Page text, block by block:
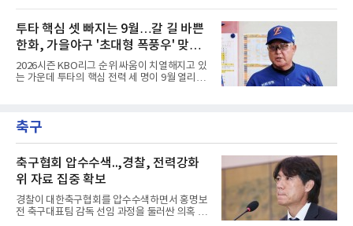
스, kt wiz에서는 합격자가 나오지 않았다.이들
은 올해 12월 입대해 2028
이저리그 사무국은 7일(한국시간) 시애틀 매리
너스 불펜 투수 게이브 스파이어에게 3경기, 댄
윌슨 감독에게 1경기 출장 금지 처분을 내렸다.
두 사람에게는 공개되지 않은 벌금도 부과됐다.
발단은 전날 경기였다. 미국 워싱턴주 시애틀 T
모바일 파크에서 열린 디트로이트 타이거스전 8
회초, 2사 후 등판한 스파이어가 글라이버 토레
맞았던 디트로이트 선수들은 분을 참지 못하고
그라운드로 뛰쳐나왔다.심판
투타 핵심 셋 빠지는 9월…갈 길 바쁜
한화, 가을야구 '초대형 폭풍우' 맞는
다?
2026시즌 KBO리그 순위 싸움이 치열해지고 있
는 가운데 투타의 핵심 전력 세 명이 9월 열리는
중심인 거포 노시환과 문현빈이 승선한 데 이어,
대만 야구협회의 최종 엔트리 발표를 통해 아시
완 에이스 왕옌청까지 차출이 확정되었다. 팀 공
격의 핵과 마운드의 핵심 자원들이 단 한꺼번에
이탈하는 초유의 사태가 벌어진 것이다.문제는
이들의 공백이 발생하는 시점이다. 9월은 정규
리그의 최종 순위와 포스트시즌 진출 팀이 판가
름 나는 가장 잔인하고도 중
축구
축구협회 압수수색..,경찰, 전력강화
위 자료 집중 확보
경찰이 대한축구협회를 압수수색하면서 홍명보
전 축구대표팀 감독 선임 과정을 둘러싼 의혹 규